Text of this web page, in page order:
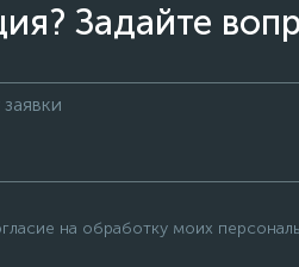
Задайте
на обработку моих